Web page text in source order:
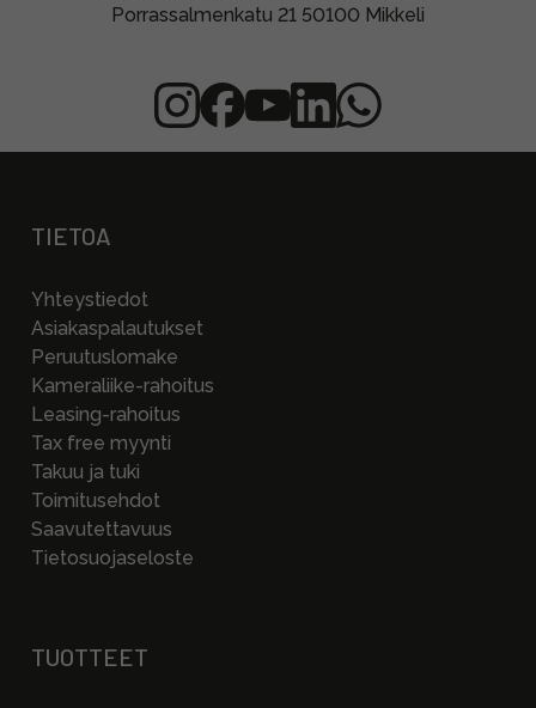
Porrassalmenkatu 21 50100 Mikkeli
TIETOA
Yhteystiedot
Asiakaspalautukset
Peruutuslomake
Kameraliike-rahoitus
Leasing-rahoitus
Tax free myynti
Takuu ja tuki
Toimitusehdot
Saavutettavuus
Tietosuojaseloste
TUOTTEET